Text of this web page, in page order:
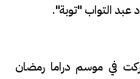
التواب "توبة".
في موسم دراما رمضان